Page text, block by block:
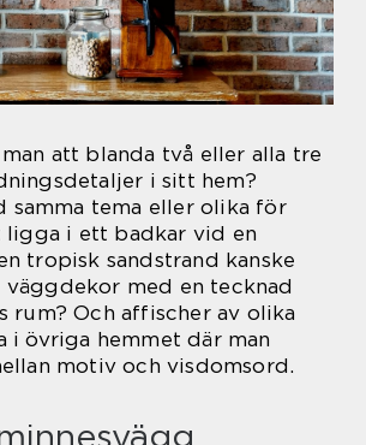
att blanda två eller alla tre
i sitt hem?
samma tema eller olika för
ligga i ett badkar vid en
tropisk sandstrand kanske
väggdekor med en tecknad
rum? Och affischer av olika
i övriga hemmet där man
motiv och visdomsord.